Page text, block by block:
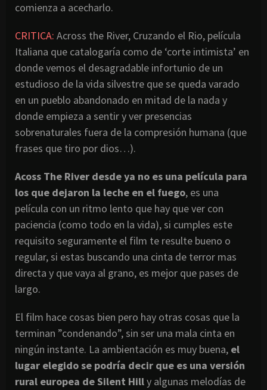
comienza a acecharlo.
CRITICA: Across the River, Cruzando el Rio, película
Italiana que catalogaría como de ‘corte intimista’ en
donde vemos el desagradable infortunio de un
estudioso de la vida silvestre que se queda varado
en un pueblo abandonado en mitad de la nada y
donde empieza a sentir y ver presencias
sobrenaturales fuera de la compresión humana (que
frases que tiro por dios…).
Acoss The River desde ya no es una película para
los que dejaron la leche en el fuego, es una
película con un ritmo lento que hay que ver con
paciencia (como todo en la vida), si cumples este
requisito seguramente el film te resulte bueno o
regular, si estas buscando una cinta de terror mas
directa y que vaya al grano, es mejor que pases de
largo.
El film hace cosas bien pero hay otras cosas que la
terminan ”condenando”, sin ser una mala cinta en
ningún instante. La ambientación es muy buena, el
lugar elegido se podría decir que es una versión
rural europea de Silent Hilly algunas melodías de